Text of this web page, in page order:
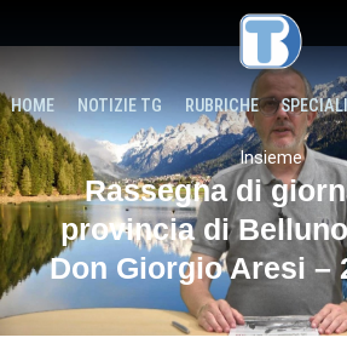
HOME NOTIZIE TG RUBRICHE
Insieme
Rassegna di
provincia di
Don Giorgio Aresi –